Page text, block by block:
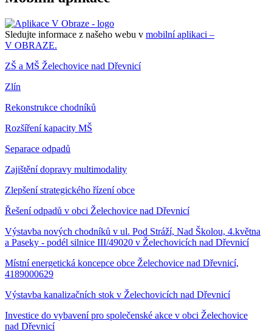
Sledujte informace z našeho webu v mobilní aplikaci –
V OBRAZE.
ZŠ a MŠ Želechovice nad Dřevnicí
Zlín
Rekonstrukce chodníků
Rozšíření kapacity MŠ
Separace odpadů
Zajištění dopravy multimodality
Zlepšení strategického řízení obce
Řešení odpadů v obci Želechovice nad Dřevnicí
Výstavba nových chodníků v ul. Pod Stráží, Nad Školou, 4.května
a Paseky - podél silnice III/49020 v Želechovicích nad Dřevnicí
Místní energetická koncepce obce Želechovice nad Dřevnicí,
4189000629
Výstavba kanalizačních stok v Želechovicích nad Dřevnicí
Investice do vybavení pro společenské akce v obci Želechovice
nad Dřevnicí